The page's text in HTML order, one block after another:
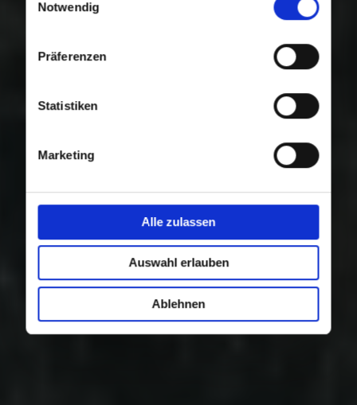
Nutzung der Dienste gesammelt haben.
Notwendig
Präferenzen
Statistiken
Marketing
Alle zulassen
Auswahl erlauben
Ablehnen